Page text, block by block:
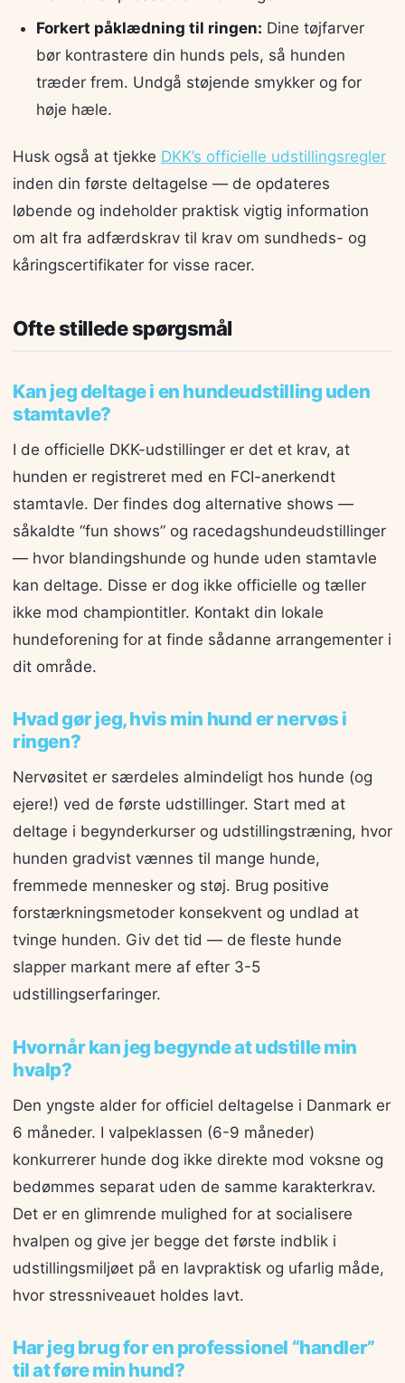
Forkert påklædning til ringen: Dine tøjfarver
bør kontrastere din hunds pels, så hunden
træder frem. Undgå støjende smykker og for
høje hæle.
Husk også at tjekke DKK’s officielle udstillingsregler
inden din første deltagelse — de opdateres
løbende og indeholder praktisk vigtig information
om alt fra adfærdskrav til krav om sundheds- og
kåringscertifikater for visse racer.
Ofte stillede spørgsmål
Kan jeg deltage i en hundeudstilling uden
stamtavle?
I de officielle DKK-udstillinger er det et krav, at
hunden er registreret med en FCI-anerkendt
stamtavle. Der findes dog alternative shows —
såkaldte “fun shows” og racedagshundeudstillinger
— hvor blandingshunde og hunde uden stamtavle
kan deltage. Disse er dog ikke officielle og tæller
ikke mod championtitler. Kontakt din lokale
hundeforening for at finde sådanne arrangementer i
dit område.
Hvad gør jeg, hvis min hund er nervøs i
ringen?
Nervøsitet er særdeles almindeligt hos hunde (og
ejere!) ved de første udstillinger. Start med at
deltage i begynderkurser og udstillingstræning, hvor
hunden gradvist vænnes til mange hunde,
fremmede mennesker og støj. Brug positive
forstærkningsmetoder konsekvent og undlad at
tvinge hunden. Giv det tid — de fleste hunde
slapper markant mere af efter 3-5
udstillingserfaringer.
Hvornår kan jeg begynde at udstille min
hvalp?
Den yngste alder for officiel deltagelse i Danmark er
6 måneder. I valpeklassen (6-9 måneder)
konkurrerer hunde dog ikke direkte mod voksne og
bedømmes separat uden de samme karakterkrav.
Det er en glimrende mulighed for at socialisere
hvalpen og give jer begge det første indblik i
udstillingsmiljøet på en lavpraktisk og ufarlig måde,
hvor stressniveauet holdes lavt.
Har jeg brug for en professionel “handler”
til at føre min hund?